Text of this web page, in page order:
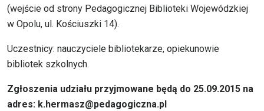
(wejście od strony Pedagogicznej Biblioteki Wojewódzkiej
w Opolu, ul. Kościuszki 14).
Uczestnicy: nauczyciele bibliotekarze, opiekunowie
bibliotek szkolnych.
Zgłoszenia udziału przyjmowane będą do 25.09.2015 na
adres: k.hermasz@pedagogiczna.pl